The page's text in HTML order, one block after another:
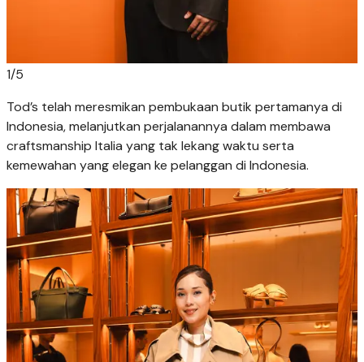
1/5
Tod’s telah meresmikan pembukaan butik pertamanya di
Indonesia, melanjutkan perjalanannya dalam membawa
craftsmanship Italia yang tak lekang waktu serta
kemewahan yang elegan ke pelanggan di Indonesia.